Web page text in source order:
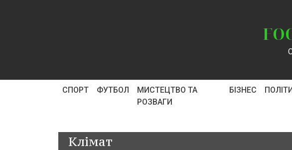
СПОРТ ФУТБОЛ
МИСТЕЦТВО ТА
РОЗВАГИ
БІЗНЕС
Клімат